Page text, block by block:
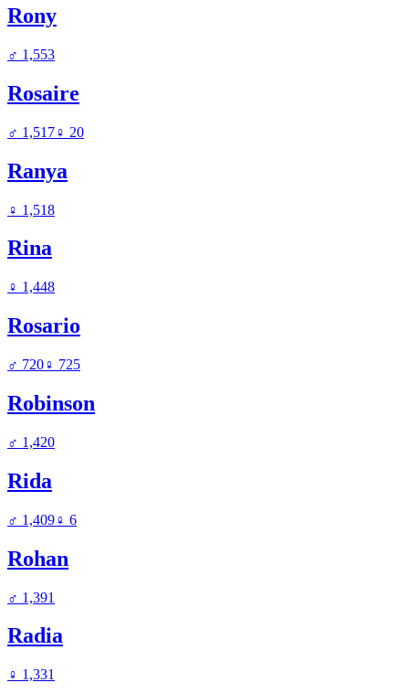
Rony
♂ 1,553
Rosaire
♂ 1,517♀ 20
Ranya
♀ 1,518
Rina
♀ 1,448
Rosario
♂ 720♀ 725
Robinson
♂ 1,420
Rida
♂ 1,409♀ 6
Rohan
♂ 1,391
Radia
♀ 1,331